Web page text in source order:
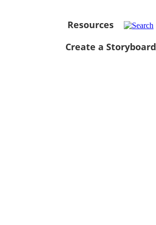
Resources
Create a Storyboard